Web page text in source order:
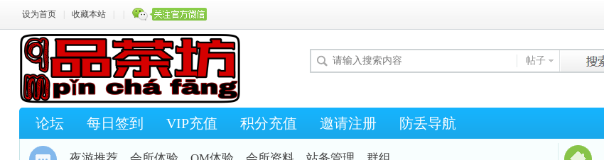
设为首页 收藏本站
帖子
论坛 每日签到 VIP充值 积分充值 邀请注册 防丢导航